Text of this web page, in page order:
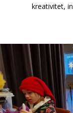
kreativitet,